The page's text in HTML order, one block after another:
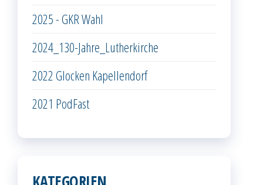
2025 - GKR Wahl
2024_130-Jahre_Lutherkirche
2022 Glocken Kapellendorf
2021 PodFast